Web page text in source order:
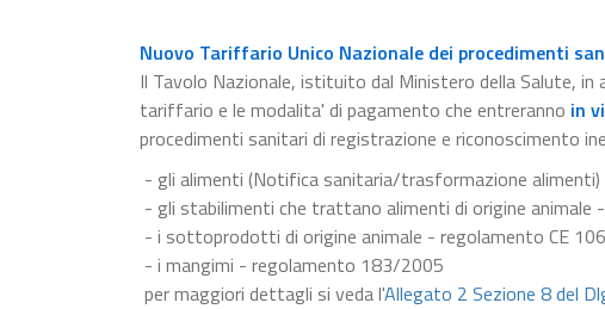
Nuovo Tariffario Unico Nazionale dei procedimenti
Il Tavolo Nazionale, istituito dal Ministero della Salute,
tariffario e le modalita' di pagamento che entreranno in
procedimenti sanitari di registrazione e riconoscimento
- gli alimenti (Notifica sanitaria/trasformazione
- gli stabilimenti che trattano alimenti di origine animale
- i sottoprodotti di origine animale - regolamento CE
- i mangimi - regolamento 183/2005
per maggiori dettagli si veda l'Allegato 2 Sezione 8 del